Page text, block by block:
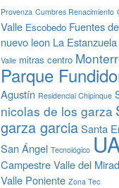
Provenza Cumbres Renacimiento
Valle Escobedo Fuentes
nuevo leon La Estanzuela
Valle mitras centro
Parque
Agustín Residencial Chipinque
nicolas de los garza
garza garciaSanta
San Ángel Tecnológico
CampestreValle del
Valle Poniente Zona Tec